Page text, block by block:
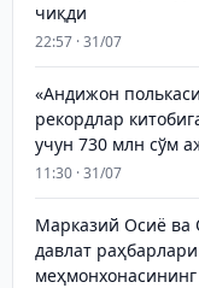
чиқди
22:57 · 31/07
«Андижон
рекордлар
учун 730 млн сўм
11:30 · 31/07
Марказий Осиё ва
давлат раҳбарлари